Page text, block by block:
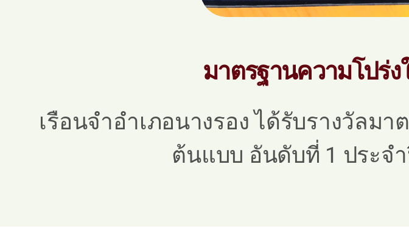
มาตรฐานความโปร่ง
เรือนจำอำเภอนางรอง ได้รับรางวัลม
ต้นแบบ อันดับที่ 1 ประจ